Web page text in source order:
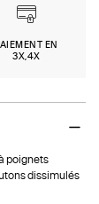
EN
3X,4X
poignets
dissimulés